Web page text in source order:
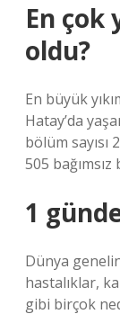
En çok
oldu?
En büyük
Hatay’da
bölüm sayısı
505
1
Dünya
hastalıklar,
gibi birçok